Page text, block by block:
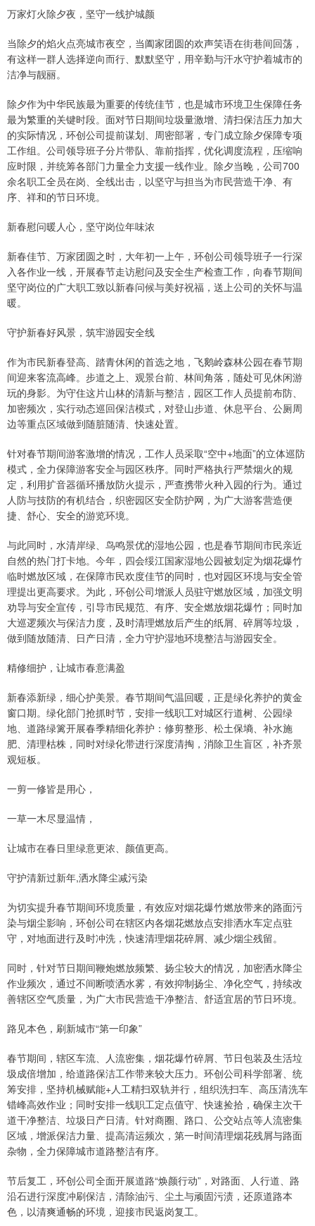
万家灯火除夕夜，坚守一线护城颜
当除夕的焰火点亮城市夜空，当阖家团圆的欢声笑语在街巷间回荡，
有这样一群人选择逆向而行、默默坚守，用辛勤与汗水守护着城市的
洁净与靓丽。
除夕作为中华民族最为重要的传统佳节，也是城市环境卫生保障任务
最为繁重的关键时段。面对节日期间垃圾量激增、清扫保洁压力加大
的实际情况，环创公司提前谋划、周密部署，专门成立除夕保障专项
工作组。公司领导班子分片带队、靠前指挥，优化调度流程，压缩响
应时限，并统筹各部门力量全力支援一线作业。除夕当晚，公司700
余名职工全员在岗、全线出击，以坚守与担当为市民营造干净、有
序、祥和的节日环境。
新春慰问暖人心，坚守岗位年味浓
新春佳节、万家团圆之时，大年初一上午，环创公司领导班子一行深
入各作业一线，开展春节走访慰问及安全生产检查工作，向春节期间
坚守岗位的广大职工致以新春问候与美好祝福，送上公司的关怀与温
暖。
守护新春好风景，筑牢游园安全线
作为市民新春登高、踏青休闲的首选之地，飞鹅岭森林公园在春节期
间迎来客流高峰。步道之上、观景台前、林间角落，随处可见休闲游
玩的身影。为守住这片山林的清新与整洁，园区工作人员提前布防、
加密频次，实行动态巡回保洁模式，对登山步道、休息平台、公厕周
边等重点区域做到随脏随清、快速处置。
针对春节期间游客激增的情况，工作人员采取“空中+地面”的立体巡防
模式，全力保障游客安全与园区秩序。同时严格执行严禁烟火的规
定，利用扩音器循环播放防火提示，严查携带火种入园的行为。通过
人防与技防的有机结合，织密园区安全防护网，为广大游客营造便
捷、舒心、安全的游览环境。
与此同时，水清岸绿、鸟鸣景优的湿地公园，也是春节期间市民亲近
自然的热门打卡地。今年，四会绥江国家湿地公园被划定为烟花爆竹
临时燃放区域，在保障市民欢度佳节的同时，也对园区环境与安全管
理提出更高要求。为此，环创公司增派人员驻守燃放区域，加强文明
劝导与安全宣传，引导市民规范、有序、安全燃放烟花爆竹；同时加
大巡逻频次与保洁力度，及时清理燃放后产生的纸屑、碎屑等垃圾，
做到随放随清、日产日清，全力守护湿地环境整洁与游园安全。
精修细护，让城市春意满盈
新春添新绿，细心护美景。春节期间气温回暖，正是绿化养护的黄金
窗口期。绿化部门抢抓时节，安排一线职工对城区行道树、公园绿
地、道路绿篱开展春季精细化养护：修剪整形、松土保墒、补水施
肥、清理枯株，同时对绿化带进行深度清掏，消除卫生盲区，补齐景
观短板。
一剪一修皆是用心，
一草一木尽显温情，
让城市在春日里绿意更浓、颜值更高。
守护清新过新年,洒水降尘减污染
为切实提升春节期间环境质量，有效应对烟花爆竹燃放带来的路面污
染与烟尘影响，环创公司在辖区内各烟花燃放点安排洒水车定点驻
守，对地面进行及时冲洗，快速清理烟花碎屑、减少烟尘残留。
同时，针对节日期间鞭炮燃放频繁、扬尘较大的情况，加密洒水降尘
作业频次，通过不间断喷洒水雾，有效抑制扬尘、净化空气，持续改
善辖区空气质量，为广大市民营造干净整洁、舒适宜居的节日环境。
路见本色，刷新城市“第一印象”
春节期间，辖区车流、人流密集，烟花爆竹碎屑、节日包装及生活垃
圾成倍增加，给道路保洁工作带来较大压力。环创公司科学部署、统
筹安排，坚持机械赋能+人工精扫双轨并行，组织洗扫车、高压清洗车
错峰高效作业；同时安排一线职工定点值守、快速捡拾，确保主次干
道干净整洁、垃圾日产日清。针对商圈、路口、公交站点等人流密集
区域，增派保洁力量、提高清运频次，第一时间清理烟花残屑与路面
杂物，全力保障城市道路整洁有序。
节后复工，环创公司全面开展道路“焕颜行动”，对路面、人行道、路
沿石进行深度冲刷保洁，清除油污、尘土与顽固污渍，还原道路本
色，以清爽通畅的环境，迎接市民返岗复工。